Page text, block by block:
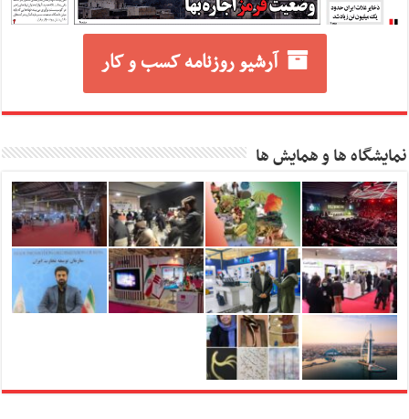
آرشیو روزنامه کسب و کار
نمایشگاه ها و همایش ها